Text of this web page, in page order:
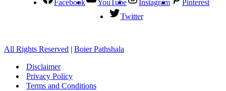
Facebook YouTube Instagram
Pinterest
Twitter
All Rights Reserved | Boier Pathshala
Disclaimer
Privacy Policy
Terms and Conditions